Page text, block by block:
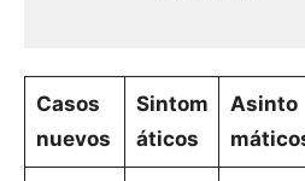
Casos
nuevos
Sintom
áticos
Asinto